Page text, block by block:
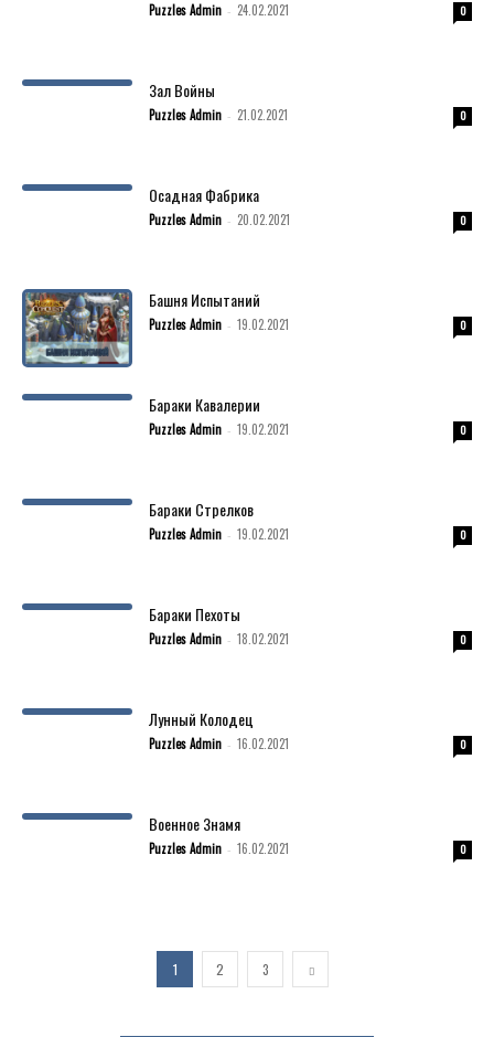
Puzzles Admin - 24.02.2021 0
Зал Войны
Puzzles Admin - 21.02.2021 0
Осадная Фабрика
Puzzles Admin - 20.02.2021 0
Башня Испытаний
Puzzles Admin - 19.02.2021 0
Бараки Кавалерии
Puzzles Admin - 19.02.2021 0
Бараки Стрелков
Puzzles Admin - 19.02.2021 0
Бараки Пехоты
Puzzles Admin - 18.02.2021 0
Лунный Колодец
Puzzles Admin - 16.02.2021 0
Военное Знамя
Puzzles Admin - 16.02.2021 0
1 2 3